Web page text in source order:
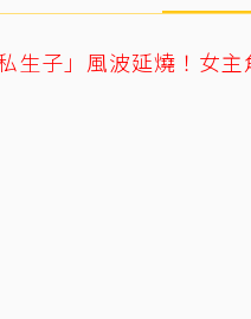
生子」風波延燒！女